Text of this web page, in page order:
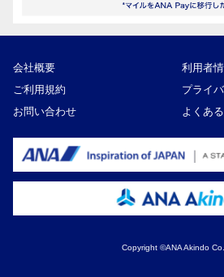
91,000円
会社概要
利用者
ご利用規約
プライ
お問い合わせ
よくあ
Copyright ©ANA Akindo